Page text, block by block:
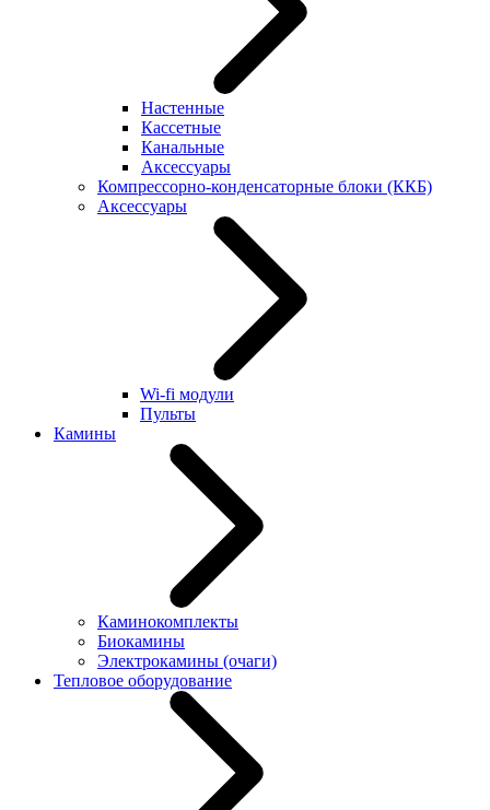
Настенные
Кассетные
Канальные
Аксессуары
Компрессорно-конденсаторные блоки (ККБ)
Аксессуары
Wi-fi модули
Пульты
Камины
Каминокомплекты
Биокамины
Электрокамины (очаги)
Тепловое оборудование